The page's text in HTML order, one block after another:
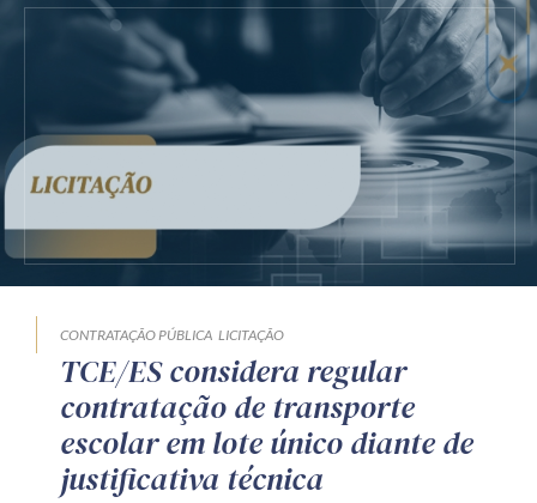
CONTRATAÇÃO PÚBLICA LICITAÇÃO
TCE/ES considera regular
contratação de transporte
escolar em lote único diante de
justificativa técnica